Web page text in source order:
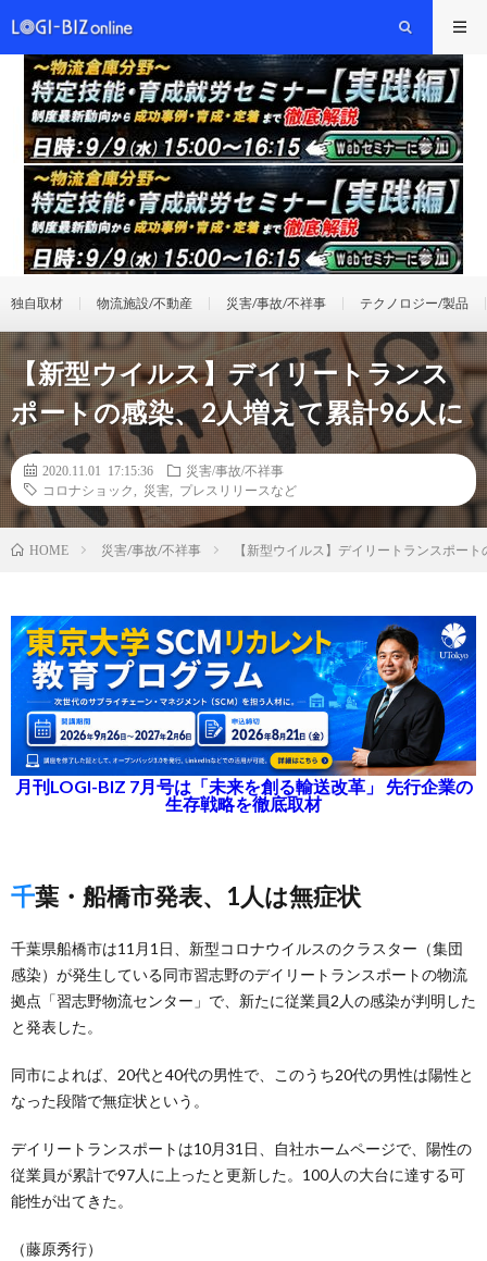
独自取材 物流施設/不動産 災害/事故/不祥事 テクノロジー/製品
【新型ウイルス】デイリートランス
ポートの感染、2人増えて累計96人に
2020.11.01 17:15:36
災害/事故/不祥事
コロナショック
災害 プレスリリースなど
HOME 災害/事故/不祥事 【新型ウイルス】デイリートランスポー
月刊LOGI-BIZ 7月号は「未来を創る輸送改革」 先行企業の
生存戦略を徹底取材
千葉・船橋市発表、1人は無症状
千葉県船橋市は11月1日、新型コロナウイルスのクラスター（集団
感染）が発生している同市習志野のデイリートランスポートの物流
拠点「習志野物流センター」で、新たに従業員2人の感染が判明した
と発表した。
同市によれば、20代と40代の男性で、このうち20代の男性は陽性と
なった段階で無症状という。
デイリートランスポートは10月31日、自社ホームページで、陽性の
従業員が累計で97人に上ったと更新した。100人の大台に達する可
能性が出てきた。
（藤原秀行）